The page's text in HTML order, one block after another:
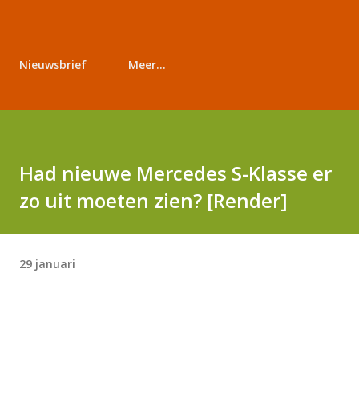
Nieuwsbrief Meer…
Had nieuwe Mercedes S-Klasse er
zo uit moeten zien? [Render]
29 januari